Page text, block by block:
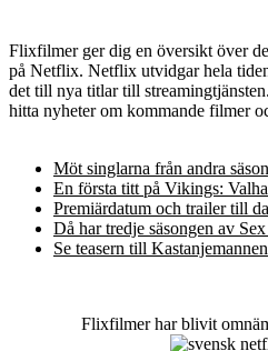
Flixfilmer ger dig en översikt över
på Netflix. Netflix utvidgar hela
det till nya titlar till
hitta nyheter om kommande filmer
Möt singlarna från andra
En första titt på Vikings:
Premiärdatum och trailer till
Då har tredje säsongen av
Se teasern till Kastanjemannen
Flixfilmer har blivit